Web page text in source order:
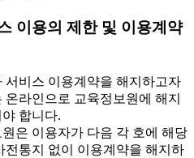
이용의 제한 및 이용계약
비스 이용계약을 해지하고자
온라인으로 교육정보원에 해지
합니다.
은 이용자가 다음 각 호에 해당
전통지 없이 이용계약을 해지하